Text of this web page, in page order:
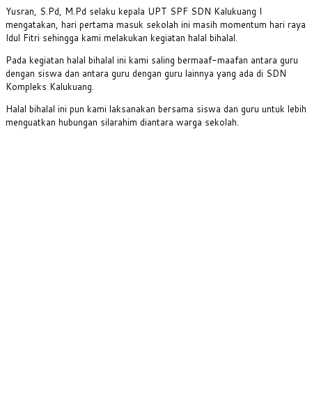
Yusran, S.Pd, M.Pd selaku kepala UPT SPF SDN Kalukuang I
mengatakan, hari pertama masuk sekolah ini masih momentum hari raya
Idul Fitri sehingga kami melakukan kegiatan halal bihalal.
Pada kegiatan halal bihalal ini kami saling bermaaf-maafan antara guru
dengan siswa dan antara guru dengan guru lainnya yang ada di SDN
Kompleks Kalukuang.
Halal bihalal ini pun kami laksanakan bersama siswa dan guru untuk lebih
menguatkan hubungan silarahim diantara warga sekolah.